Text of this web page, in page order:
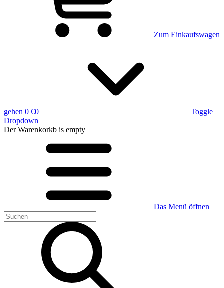
Zum Einkaufswagen
gehen 0 €0
Toggle
Dropdown
Der Warenkorkb is empty
Das Menü öffnen